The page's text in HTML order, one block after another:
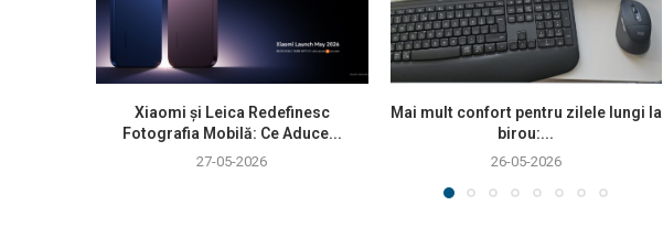
Xiaomi și Leica Redefinesc
Fotografia Mobilă: Ce Aduce...
27-05-2026
Mai mult confort pentru zilele lungi la
birou:...
26-05-2026